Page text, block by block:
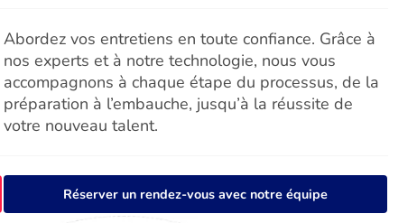
Abordez vos entretiens en toute confiance. Grâce à
nos experts et à notre technologie, nous vous
accompagnons à chaque étape du processus, de la
préparation à l’embauche, jusqu’à la réussite de
votre nouveau talent.
Réserver un rendez-vous avec notre équipe